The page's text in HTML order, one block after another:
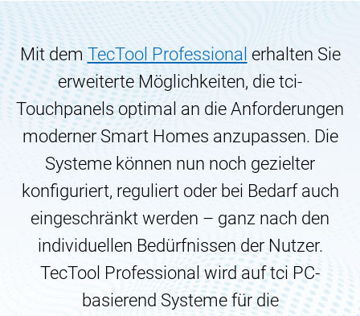
Mit dem TecTool Professional erhalten Sie
erweiterte Möglichkeiten, die tci-
Touchpanels optimal an die Anforderungen
moderner Smart Homes anzupassen. Die
Systeme können nun noch gezielter
konfiguriert, reguliert oder bei Bedarf auch
eingeschränkt werden – ganz nach den
individuellen Bedürfnissen der Nutzer.
TecTool Professional wird auf tci PC-
basierend Systeme für die